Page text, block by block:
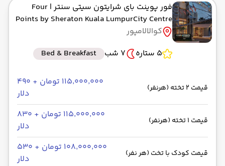
فور پوینت بای شرایتون سیتی سنتر | Four
Points by Sheraton Kuala LumpurCity Centre
کوالالامپور
5 ستاره
7 شب Bed & Breakfast
قیمت 2 تخته (هرنفر)
۱۱۵٬۰۰۰٬۰۰۰ تومان + ۴۹۰
دلار
قیمت 1 تخته (هرنفر)
۱۱۵٬۰۰۰٬۰۰۰ تومان + ۸۳۰
دلار
قیمت کودک با تخت (هر نفر)
۱۰۸٬۰۰۰٬۰۰۰ تومان + ۵۳۰
دلار